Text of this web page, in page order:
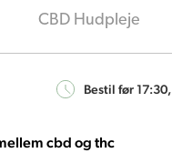
CBD Hudpleje
Bestil før 17:30,
cbd og thc